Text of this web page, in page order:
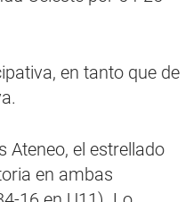
en tanto que de
Ateneo, el estrellado
en ambas